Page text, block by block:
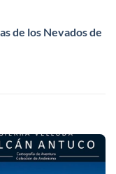
de los Nevados de